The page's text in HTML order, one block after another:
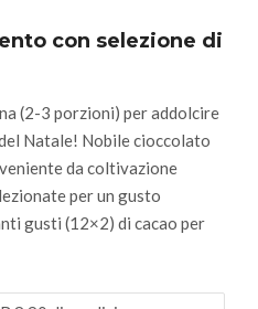
con selezione di
(2-3 porzioni) per addolcire
Natale! Nobile cioccolato
da coltivazione
per un gusto
gusti (12×2) di cacao per